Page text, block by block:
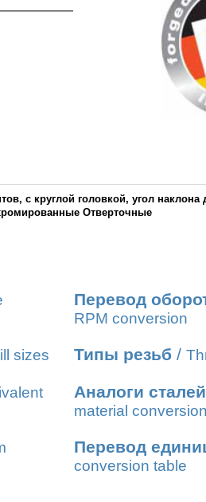
с круглой головкой, угол наклона
Отверточные
Перевод
RPM conversion
sizes Типы резьб /
Аналоги
material
Перевод
conversion table